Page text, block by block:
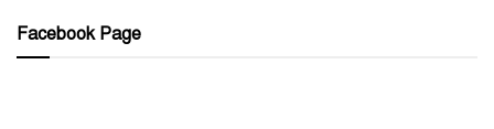
Facebook Page